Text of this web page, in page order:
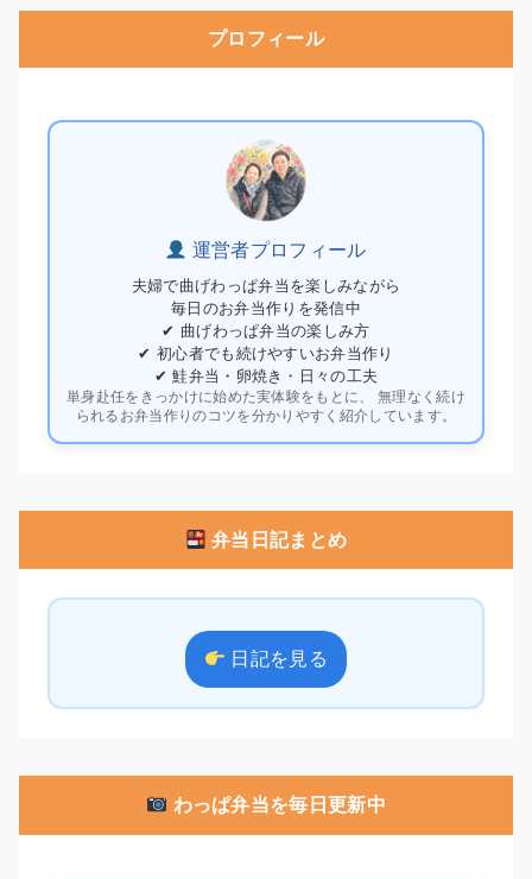
プロフィール
運営者プロフィール
夫婦で曲げわっぱ弁当を楽しみながら
毎日のお弁当作りを発信中
✔ 曲げわっぱ弁当の楽しみ方
✔ 初心者でも続けやすいお弁当作り
✔ 鮭弁当・卵焼き・日々の工夫
単身赴任をきっかけに始めた実体験をもとに、 無理なく続け
られるお弁当作りのコツを分かりやすく紹介しています。
弁当日記まとめ
日記を見る
わっぱ弁当を毎日更新中